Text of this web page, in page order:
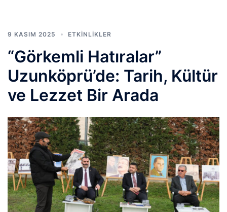
9 KASIM 2025 ETKINLIKLER
“Görkemli Hatıralar”
Uzunköprü’de: Tarih, Kültür
ve Lezzet Bir Arada